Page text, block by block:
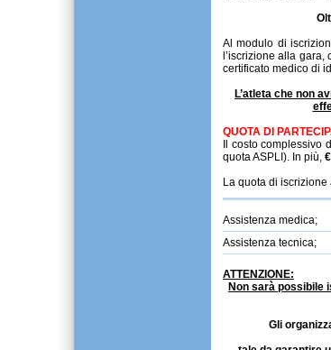
Al modulo di
l’iscrizione alla
certificato medico di
L’atleta che non
QUOTA DI
Il costo complessivo
quota ASPLI). In più,
La quota di
Assistenza medica;
Assistenza tecnica;
ATTENZIONE:
Non sarà possibile
Gli